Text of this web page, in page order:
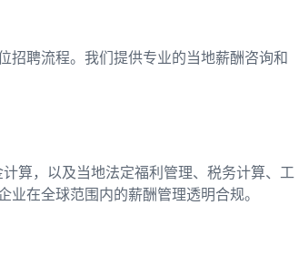
招聘流程。我们提供专业的当地薪酬咨询和
算，以及当地法定福利管理、税务计算、工
在全球范围内的薪酬管理透明合规。